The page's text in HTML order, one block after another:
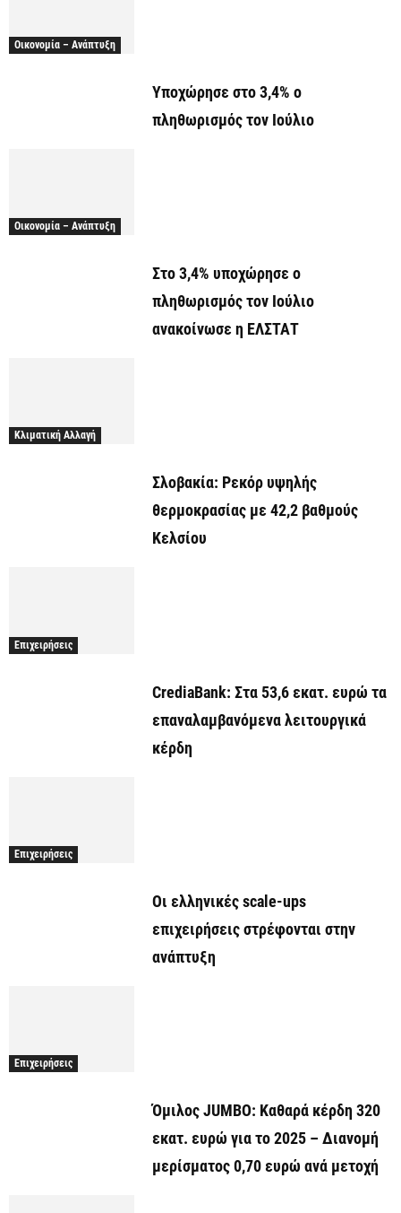
Οικονομία – Ανάπτυξη
Υποχώρησε στο 3,4% ο
πληθωρισμός τον Ιούλιο
Οικονομία – Ανάπτυξη
Στο 3,4% υποχώρησε ο
πληθωρισμός τον Ιούλιο
ανακοίνωσε η ΕΛΣΤΑΤ
Κλιματική Αλλαγή
Σλοβακία: Ρεκόρ υψηλής
θερμοκρασίας με 42,2 βαθμούς
Κελσίου
Επιχειρήσεις
CrediaBank: Στα 53,6 εκατ. ευρώ τα
επαναλαμβανόμενα λειτουργικά
κέρδη
Επιχειρήσεις
Οι ελληνικές scale-ups
επιχειρήσεις στρέφονται στην
ανάπτυξη
Επιχειρήσεις
Όμιλος JUMBO: Καθαρά κέρδη 320
εκατ. ευρώ για το 2025 – Διανομή
μερίσματος 0,70 ευρώ ανά μετοχή